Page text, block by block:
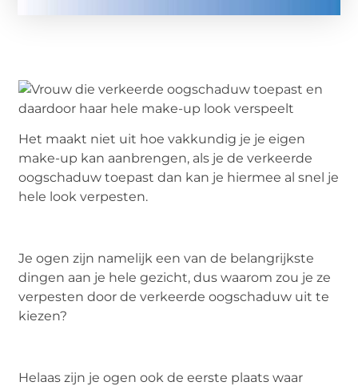
Het maakt niet uit hoe vakkundig je je eigen
make-up kan aanbrengen, als je de verkeerde
oogschaduw toepast dan kan je hiermee al snel je
hele look verpesten.
Je ogen zijn namelijk een van de belangrijkste
dingen aan je hele gezicht, dus waarom zou je ze
verpesten door de verkeerde oogschaduw uit te
kiezen?
Helaas zijn je ogen ook de eerste plaats waar